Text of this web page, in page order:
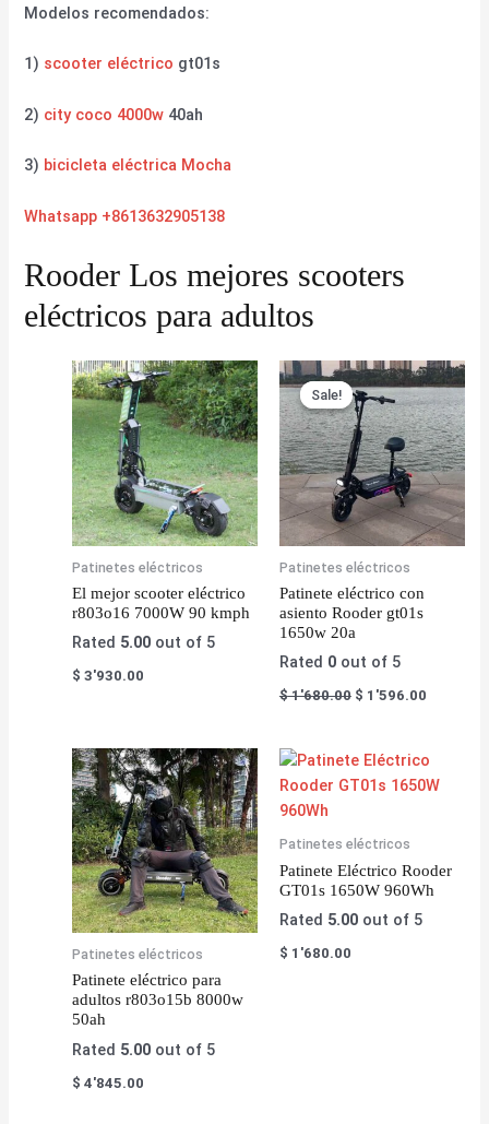
Modelos recomendados:
1) scooter eléctrico gt01s
2) city coco 4000w 40ah
3) bicicleta eléctrica Mocha
Whatsapp +8613632905138
Rooder Los mejores scooters
eléctricos para adultos
Patinetes eléctricos
El mejor scooter eléctrico
r803o16 7000W 90 kmph
Rated 5.00 out of 5
$ 3'930.00
Sale!
Sale!
Patinetes eléctricos
Patinete eléctrico con
asiento Rooder gt01s
1650w 20a
Rated 0out of 5
$1'680.00 $ 1'596.00
Patinetes eléctricos
Patinete eléctrico para
adultos r803o15b 8000w
50ah
Rated 5.00 out of 5
$ 4'845.00
Patinetes eléctricos
Patinete Eléctrico Rooder
GT01s 1650W 960Wh
Rated 5.00out of 5
$ 1'680.00